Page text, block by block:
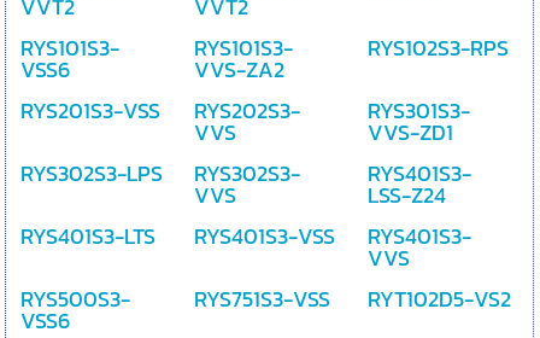
VVT2 VVT2
RYS101S3-
VSS6
RYS101S3-
VVS-ZA2
RYS102S3-RPS
RYS201S3-VSS
RYS202S3-
VVS
RYS301S3-
VVS-ZD1
RYS302S3-LPS
RYS302S3-
VVS
RYS401S3-
LSS-Z24
RYS401S3-LTS
RYS401S3-VSS RYS401S3-
VVS
RYS500S3-
VSS6
RYS751S3-VSS
RYT102D5-VS2